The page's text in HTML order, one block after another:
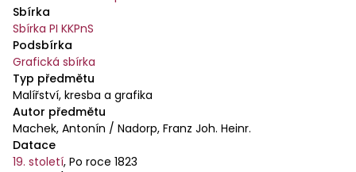
Sbírka
Sbírka PI KKPnS
Podsbírka
Grafická sbírka
Typ předmětu
Malířství, kresba a grafika
Autor předmětu
Machek, Antonín / Nadorp, Franz Joh. Heinr.
Datace
19. století, Po roce 1823